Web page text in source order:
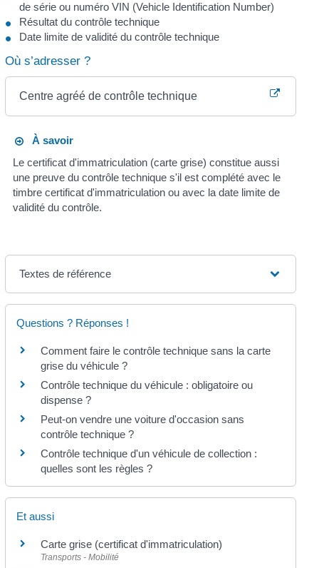
de série ou numéro VIN (Vehicle Identification Number)
Résultat du contrôle technique
Date limite de validité du contrôle technique
Où s’adresser ?
Centre agréé de contrôle technique
À savoir
Le certificat d'immatriculation (carte grise) constitue aussi
une preuve du contrôle technique s'il est complété avec le
timbre certificat d'immatriculation ou avec la date limite de
validité du contrôle.
Textes de référence
Questions ? Réponses !
Comment faire le contrôle technique sans la carte
grise du véhicule ?
Contrôle technique du véhicule : obligatoire ou
dispense ?
Peut-on vendre une voiture d'occasion sans
contrôle technique ?
Contrôle technique d'un véhicule de collection :
quelles sont les règles ?
Et aussi
Carte grise (certificat d'immatriculation)
Transports - Mobilité